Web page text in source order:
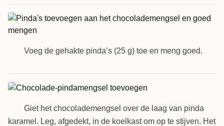
Voeg de gehakte pinda’s (25 g) toe en meng goed.
Giet het chocolademengsel over de laag van pinda
karamel. Leg, afgedekt, in de koelkast om op te stijven. Het